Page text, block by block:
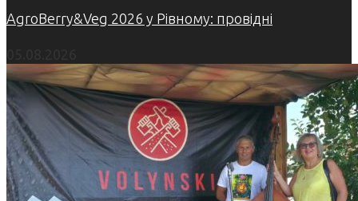
AgroBerry&Veg 2026 у Рівному: провідні